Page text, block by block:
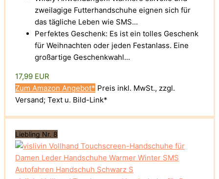
zweilagige Futterhandschuhe eignen sich für
das tägliche Leben wie SMS...
Perfektes Geschenk: Es ist ein tolles Geschenk
für Weihnachten oder jeden Festanlass. Eine
großartige Geschenkwahl...
17,99 EUR
Zum Amazon Angebot* Preis inkl. MwSt., zzgl.
Versand; Text u. Bild-Link*
Liebling Nr. 8